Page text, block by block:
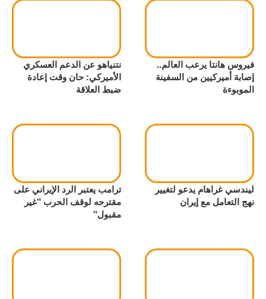
فيروس هانتا يرعب العالم..
إصابة أميركيين من السفينة
الموبوءة
نتنياهو عن الدعم العسكري
الأميركي: حان وقت إعادة
ضبط العلاقة
ليندسي غراهام يدعو لتغيير
نهج التعامل مع إيران
ترامب يعتبر الرد الإيراني على
مقترحه لوقف الحرب "غير
مقبول"